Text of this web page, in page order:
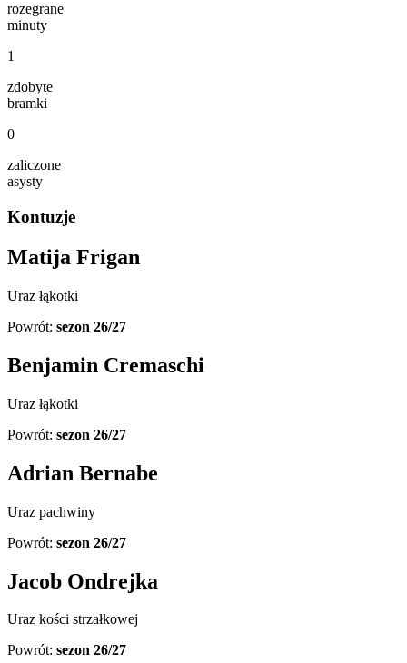
rozegrane
minuty
1
zdobyte
bramki
0
zaliczone
asysty
Kontuzje
Matija Frigan
Uraz łąkotki
Powrót: sezon 26/27
Benjamin Cremaschi
Uraz łąkotki
Powrót: sezon 26/27
Adrian Bernabe
Uraz pachwiny
Powrót: sezon 26/27
Jacob Ondrejka
Uraz kości strzałkowej
Powrót: sezon 26/27